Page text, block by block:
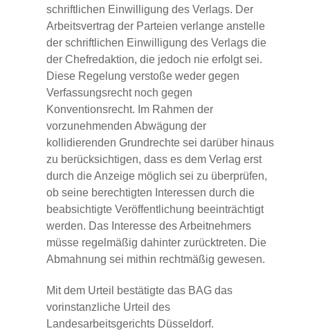
schriftlichen Einwilligung des Verlags. Der
Arbeitsvertrag der Parteien verlange anstelle
der schriftlichen Einwilligung des Verlags die
der Chefredaktion, die jedoch nie erfolgt sei.
Diese Regelung verstoße weder gegen
Verfassungsrecht noch gegen
Konventionsrecht. Im Rahmen der
vorzunehmenden Abwägung der
kollidierenden Grundrechte sei darüber hinaus
zu berücksichtigen, dass es dem Verlag erst
durch die Anzeige möglich sei zu überprüfen,
ob seine berechtigten Interessen durch die
beabsichtigte Veröffentlichung beeinträchtigt
werden. Das Interesse des Arbeitnehmers
müsse regelmäßig dahinter zurücktreten. Die
Abmahnung sei mithin rechtmäßig gewesen.
Mit dem Urteil bestätigte das BAG das
vorinstanzliche Urteil des
Landesarbeitsgerichts Düsseldorf.